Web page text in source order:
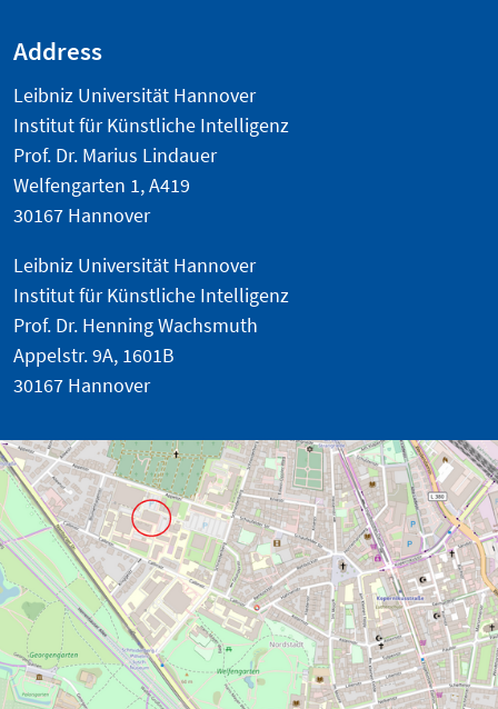
Address
Leibniz Universität Hannover
Institut für Künstliche Intelligenz
Prof. Dr. Marius Lindauer
Welfengarten 1, A419
30167 Hannover
Leibniz Universität Hannover
Institut für Künstliche Intelligenz
Prof. Dr. Henning Wachsmuth
Appelstr. 9A, 1601B
30167 Hannover